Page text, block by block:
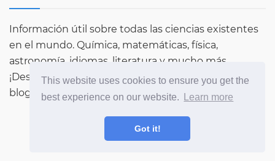
This website uses cookies to ensure you get the
best experience on our website.
Learn more
Got it!
Información útil sobre todas las ciencias existentes
en el mundo. Química, matemáticas, física,
astronomía, idiomas, literatura y mucho más.
¡Descubre más sobre el mundo a través de nuestro
blog!